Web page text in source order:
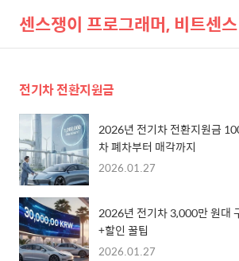
센스쟁이 프로그래머, 비트센스
전기차 전환지원금
2026년 전기차 전환지원금
차 폐차부터 매각까지
2026.01.27
2026년 전기차 3,000만 원대
+할인 꿀팁
2026.01.27